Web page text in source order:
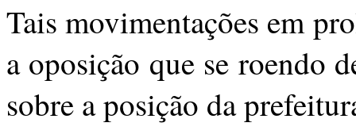
Tais movimentações em
a oposição que se roendo
sobre a posição da